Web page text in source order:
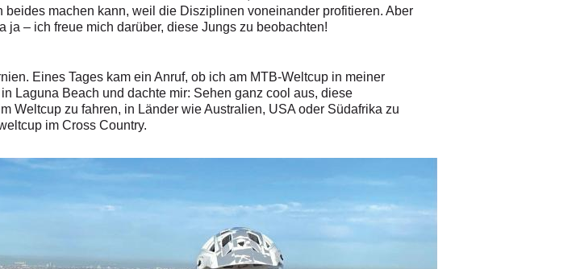
machen kann, weil die Disziplinen voneinander profitieren. Aber
– ich freue mich darüber, diese Jungs zu beobachten!
Eines Tages kam ein Anruf, ob ich am MTB-Weltcup in meiner
Laguna Beach und dachte mir: Sehen ganz cool aus, diese
Weltcup zu fahren, in Länder wie Australien, USA oder Südafrika zu
im Cross Country.